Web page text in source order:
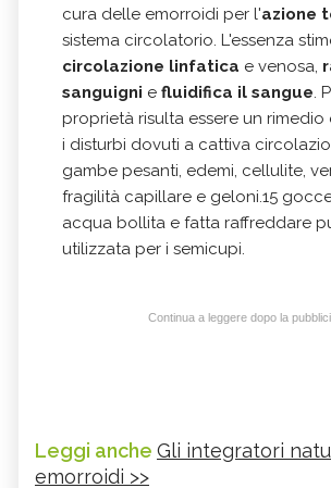
cura delle emorroidi per l'azione
sistema circolatorio. L'essenza
circolazione linfatica e venosa,
sanguigni e fluidifica il sangue.
proprietà risulta essere un
i disturbi dovuti a cattiva
gambe pesanti, edemi, cellulite,
fragilità capillare e geloni.15
acqua bollita e fatta raffreddare
utilizzata per i semicupi.
Continua a leggere dopo la
Leggi anche Gli integratori
emorroidi >>